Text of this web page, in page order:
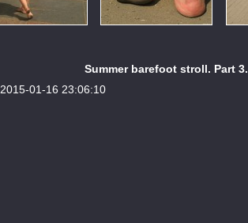
Summer barefoot stroll. Part 3.
2015-01-16 23:06:10